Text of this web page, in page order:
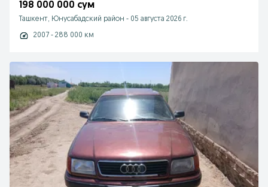
198 000 000 сум
Ташкент, Юнусабадский район - 05 августа 2026 г.
2007 - 288 000 км